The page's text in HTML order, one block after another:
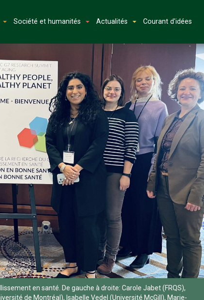
Société et humanités Actualités Courant d'idées
en santé. De gauche à droite: Carole Jabet (FRQS),
de Montréal), Isabelle Vedel (Université McGill), Marie-